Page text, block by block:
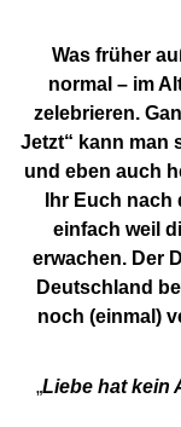
Was früher
normal – im
zelebrieren.
Jetzt“ kann man
und eben auch
Ihr Euch
einfach weil
erwachen. Der
Deutschland
noch (einmal)
„Liebe hat kein